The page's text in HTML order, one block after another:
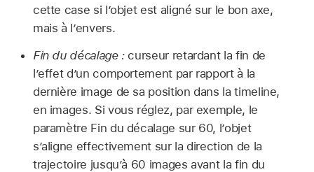
cette case si l’objet est aligné sur le bon axe,
mais à l’envers.
Fin du décalage :curseur retardant la fin de
l’effet d’un comportement par rapport à la
dernière image de sa position dans la timeline,
en images. Si vous réglez, par exemple, le
paramètre Fin du décalage sur 60, l’objet
s’aligne effectivement sur la direction de la
trajectoire jusqu’à 60 images avant la fin du